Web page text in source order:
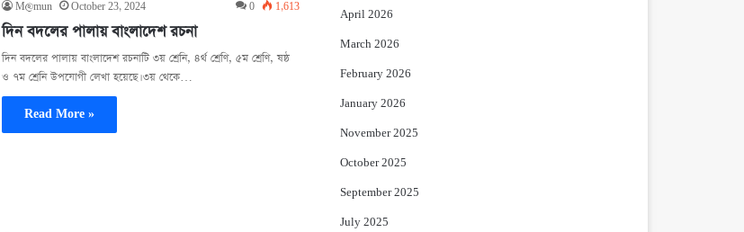
M@mun October 23, 2024 0 1,613
দিন বদলের পালায় বাংলাদেশ রচনা
দিন বদলের পালায় বাংলাদেশ রচনাটি ৩য় শ্রেনি, ৪র্থ শ্রেণি, ৫ম শ্রেণি, ষষ্ঠ
ও ৭ম শ্রেনি উপযোগী লেখা হয়েছে। ৩য় থেকে…
Read More »
April 2026
March 2026
February 2026
January 2026
November 2025
October 2025
September 2025
July 2025